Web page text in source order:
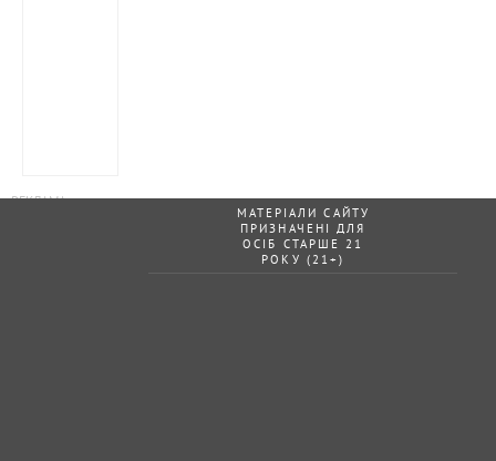
МАТЕРІАЛИ САЙТУ
ПРИЗНАЧЕНІ ДЛЯ
ОСІБ СТАРШЕ 21
РОКУ (21+)